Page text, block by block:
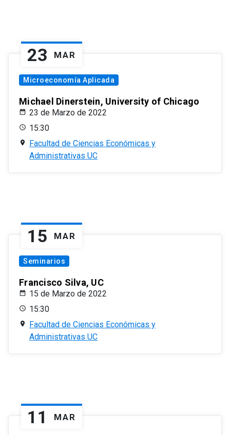
23 MAR
Microeconomía Aplicada
Michael Dinerstein, University of Chicago
23 de Marzo de 2022
15:30
Facultad de Ciencias Económicas y
Administrativas UC
15 MAR
Seminarios
Francisco Silva, UC
15 de Marzo de 2022
15:30
Facultad de Ciencias Económicas y
Administrativas UC
11 MAR